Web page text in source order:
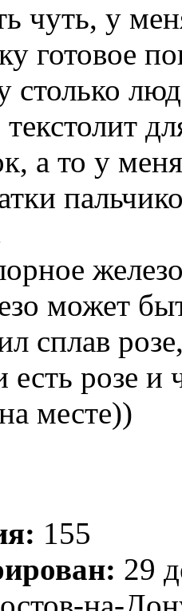
чуть, у
готовое
а то у
может
сплав
есть розе и
месте))
155
29